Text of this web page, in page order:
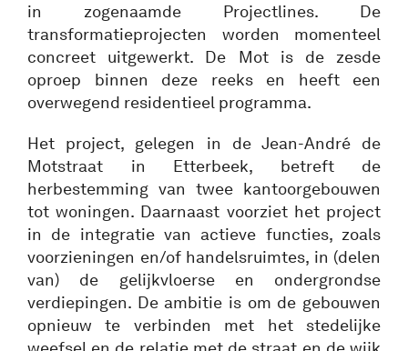
in zogenaamde Projectlines. De
transformatieprojecten worden momenteel
concreet uitgewerkt. De Mot is de zesde
oproep binnen deze reeks en heeft een
overwegend residentieel programma.
Het project, gelegen in de Jean-André de
Motstraat in Etterbeek, betreft de
herbestemming van twee kantoorgebouwen
tot woningen. Daarnaast voorziet het project
in de integratie van actieve functies, zoals
voorzieningen en/of handelsruimtes, in (delen
van) de gelijkvloerse en ondergrondse
verdiepingen. De ambitie is om de gebouwen
opnieuw te verbinden met het stedelijke